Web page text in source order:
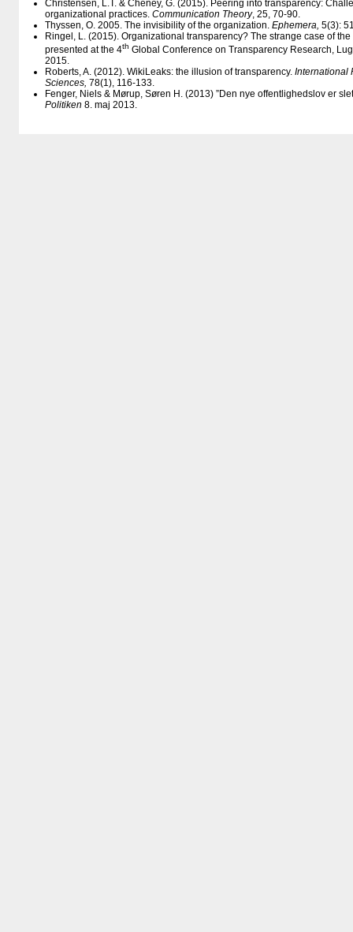
Christensen, L.T. & Cheney, G. (2015). Peering into transparency:
organizational practices. Communication Theory, 25, 70-90.
Thyssen, O. 2005. The invisibility of the organization. Ephemera, 5(3):
Ringel, L. (2015). Organizational transparency? The strange case of
presented at the 4th Global Conference on Transparency Research,
2015.
Roberts, A. (2012). WikiLeaks: the illusion of transparency. International
Sciences, 78(1), 116-133.
Fenger, Niels & Mørup, Søren H. (2013) ”Den nye offentlighedslov er
Politiken 8. maj 2013.